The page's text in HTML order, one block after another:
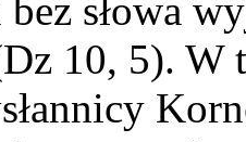
słowa
10, 5). W